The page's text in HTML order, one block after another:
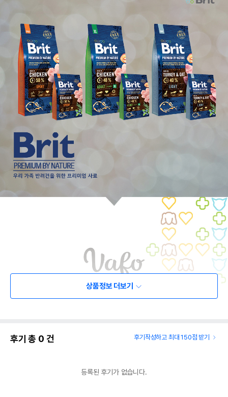
상품정보 더보기
후기 총 0 건 후기작성하고 최대 150점 받기
등록된 후기가 없습니다.